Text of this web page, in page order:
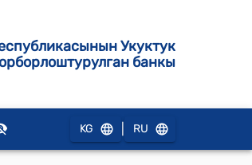
Укуктук
банкы
KG RU